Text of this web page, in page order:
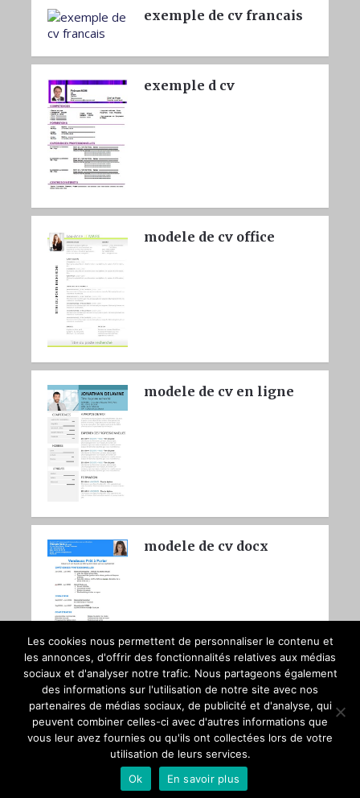
exemple de cv francais
exemple d cv
modele de cv office
modele de cv en ligne
modele de cv docx
Copyright © 2026Booste to CV Trouver du travail avec un bon CV
COOKIE
Les cookies nous permettent de personnaliser le contenu et
les annonces, d'offrir des fonctionnalités relatives aux médias
sociaux et d'analyser notre trafic. Nous partageons également
des informations sur l'utilisation de notre site avec nos
partenaires de médias sociaux, de publicité et d'analyse, qui
peuvent combiner celles-ci avec d'autres informations que
vous leur avez fournies ou qu'ils ont collectées lors de votre
utilisation de leurs services.
Ok
En savoir plus